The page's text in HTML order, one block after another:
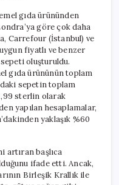
gıda ürününden
göre çok daha
Carrefour (İstanbul) ve
fiyatlı ve benzer
oluşturuldu.
gıda ürününün toplam
sepetin toplam
sterlin olarak
yapılan hesaplamalar,
yaklaşık %60
artıran başlıca
ifade etti. Ancak,
Birleşik Krallık ile